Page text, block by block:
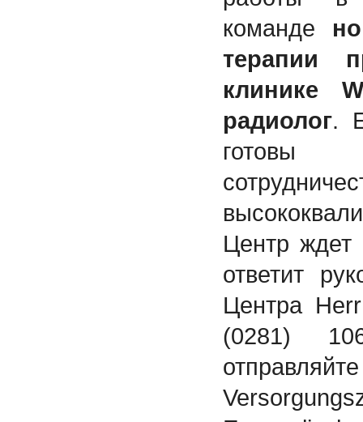
команде
терапии
клинике
радиолог.
готовы
Центр
ответит
Центра
(0281)